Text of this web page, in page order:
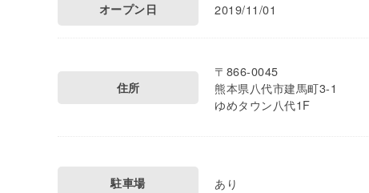
オープン日 2019/11/01
住所
〒866-0045
熊本県八代市建馬町3-1
ゆめタウン八代1F
駐車場 あり